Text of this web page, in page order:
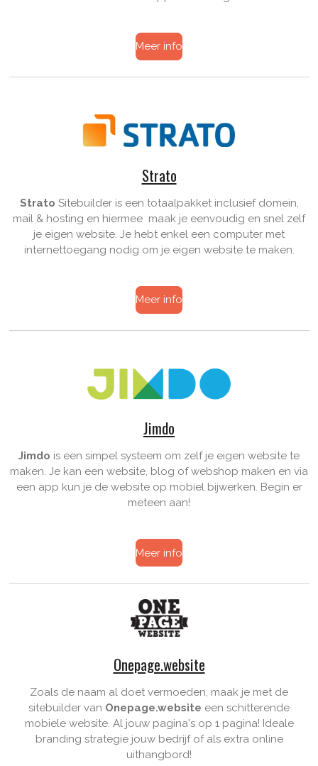
Meer info
Strato
Strato Sitebuilder is een totaalpakket inclusief domein,
mail & hosting en hiermee maak je eenvoudig en snel zelf
je eigen website. Je hebt enkel een computer met
internettoegang nodig om je eigen website te maken.
Meer info
Jimdo
Jimdo is een simpel systeem om zelf je eigen website te
maken. Je kan een website, blog of webshop maken en via
een app kun je de website op mobiel bijwerken. Begin er
meteen aan!
Meer info
Onepage.website
Zoals de naam al doet vermoeden, maak je met de
sitebuilder van Onepage.website een schitterende
mobiele website. Al jouw pagina's op 1 pagina! Ideale
branding strategie jouw bedrijf of als extra online
uithangbord!